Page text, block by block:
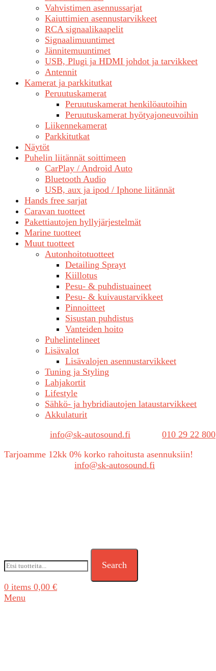
Vahvistimen asennussarjat
Kaiuttimien asennustarvikkeet
RCA signaalikaapelit
Signaalimuuntimet
Jännitemuuntimet
USB, Plugi ja HDMI johdot ja tarvikkeet
Antennit
Kamerat ja parkkitutkat
Peruutuskamerat
Peruutuskamerat henkilöautoihin
Peruutuskamerat hyötyajoneuvoihin
Liikennekamerat
Parkkitutkat
Näytöt
Puhelin liitännät soittimeen
CarPlay / Android Auto
Bluetooth Audio
USB, aux ja ipod / Iphone liitännät
Hands free sarjat
Caravan tuotteet
Pakettiautojen hyllyjärjestelmät
Marine tuotteet
Muut tuotteet
Autonhoitotuotteet
Detailing Sprayt
Kiillotus
Pesu- & puhdistuaineet
Pesu- & kuivaustarvikkeet
Pinnoitteet
Sisustan puhdistus
Vanteiden hoito
Puhelintelineet
Lisävalot
Lisävalojen asennustarvikkeet
Tuning ja Styling
Lahjakortit
Lifestyle
Sähkö- ja hybridiautojen lataustarvikkeet
Akkulaturit
info@sk-autosound.fi
010 29 22 800
Tarjoamme 12kk 0% korko rahoitusta asennuksiin!
info@sk-autosound.fi
Search
0 items 0,00 €
Menu